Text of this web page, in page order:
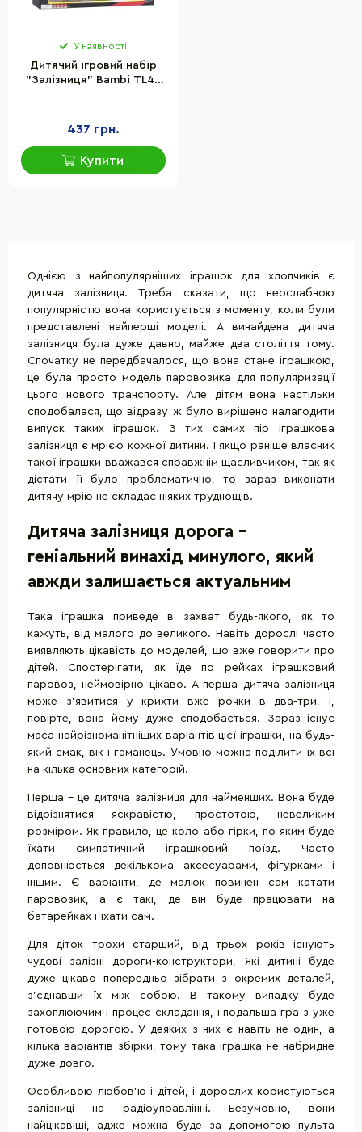
У наявності
Дитячий ігровий набір
"Залізниця" Bambi TL47
437 грн.
Купити
Однією з найпопулярніших іграшок для хлопчиків є
дитяча залізниця. Треба сказати, що неослабною
популярністю вона користується з моменту, коли були
представлені найперші моделі. А винайдена дитяча
залізниця була дуже давно, майже два століття тому.
Спочатку не передбачалося, що вона стане іграшкою,
це була просто модель паровозика для популяризації
цього нового транспорту. Але дітям вона настільки
сподобалася, що відразу ж було вирішено налагодити
випуск таких іграшок. З тих самих пір іграшкова
залізниця є мрією кожної дитини. І якщо раніше власник
такої іграшки вважався справжнім щасливчиком, так як
дістати її було проблематично, то зараз виконати
дитячу мрію не складає ніяких труднощів.
Дитяча залізниця дорога -
геніальний винахід минулого, який
авжди залишається актуальним
Така іграшка приведе в захват будь-якого, як то
кажуть, від малого до великого. Навіть дорослі часто
виявляють цікавість до моделей, що вже говорити про
дітей. Спостерігати, як їде по рейках іграшковий
паровоз, неймовірно цікаво. А перша дитяча залізниця
може з'явитися у крихти вже рочки в два-три, і,
повірте, вона йому дуже сподобається. Зараз існує
маса найрізноманітніших варіантів цієї іграшки, на будь-
який смак, вік і гаманець. Умовно можна поділити їх всі
на кілька основних категорій.
Перша - це дитяча залізниця для найменших. Вона буде
відрізнятися яскравістю, простотою, невеликим
розміром. Як правило, це коло або гірки, по яким буде
їхати симпатичний іграшковий поїзд. Часто
доповнюється декількома аксесуарами, фігурками і
іншим. Є варіанти, де малюк повинен сам катати
паровозик, а є такі, де він буде працювати на
батарейках і їхати сам.
Для діток трохи старший, від трьох років існують
чудові залізні дороги-конструктори, Які дитині буде
дуже цікаво попередньо зібрати з окремих деталей,
з'єднавши їх між собою. В такому випадку буде
захоплюючим і процес складання, і подальша гра з уже
готовою дорогою. У деяких з них є навіть не один, а
кілька варіантів збірки, тому така іграшка не набридне
дуже довго.
Особливою любов'ю і дітей, і дорослих користуються
залізниці на радіоуправлінні. Безумовно, вони
найцікавіші, адже можна буде за допомогою пульта